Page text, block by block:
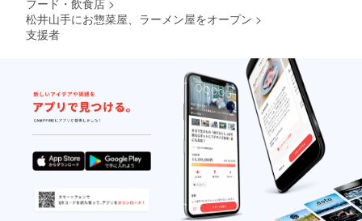
フード・飲食店 >
松井山手にお惣菜屋、ラーメン屋をオープン >
支援者